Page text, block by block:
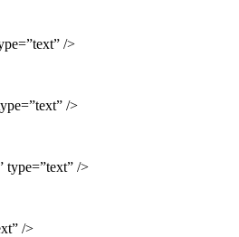
/>
/>
type=”text” />
/>